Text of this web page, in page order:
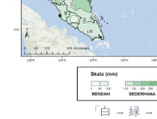
「白 → 緑 →